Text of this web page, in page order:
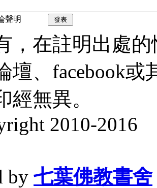
聲明 發表
，在註明出處
壇、facebook
經無異。
2010-2016
by 七葉佛教書舍